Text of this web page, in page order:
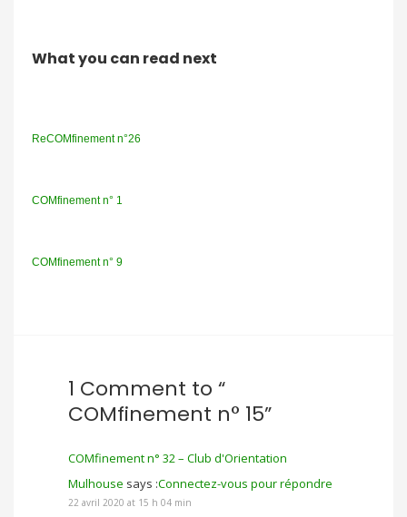
What you can read next
ReCOMfinement n°26
COMfinement n° 1
COMfinement n° 9
1 Comment to “
COMfinement n° 15”
COMfinement n° 32 – Club d'Orientation
Mulhouse says :Connectez-vous pour répondre
22 avril 2020 at 15 h 04 min